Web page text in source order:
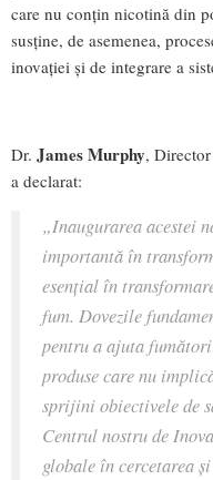
care nu conțin nicotină din
susține, de asemenea,
inovației și de integrare a
Dr. James Murphy,
a declarat:
„Inaugurarea acestei
importantă în
esențial în
fum. Dovezile
pentru a ajuta
produse care nu
sprijini obiectivele de
Centrul nostru de
globale în cercetarea